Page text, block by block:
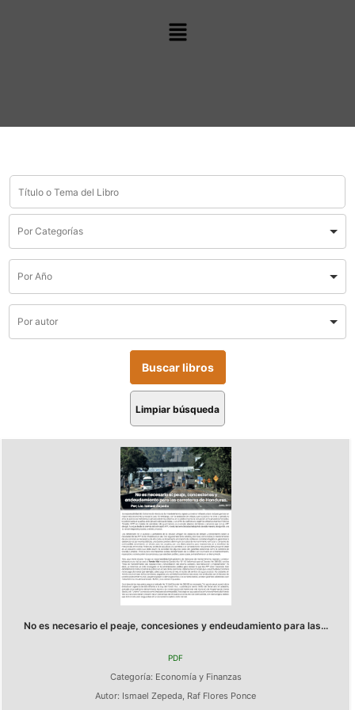
Limpiar búsqueda
No es necesario el peaje, concesiones y endeudamiento para las...
PDF
Categoría: Economía y Finanzas
Autor: Ismael Zepeda, Raf Flores Ponce